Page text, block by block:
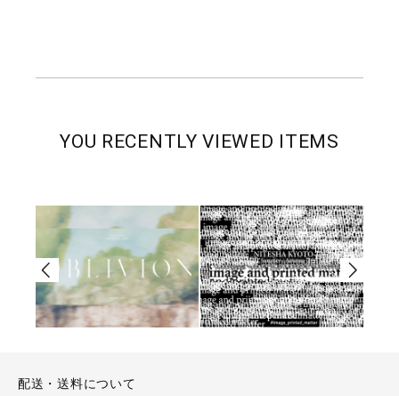
YOU RECENTLY VIEWED ITEMS
配送・送料について